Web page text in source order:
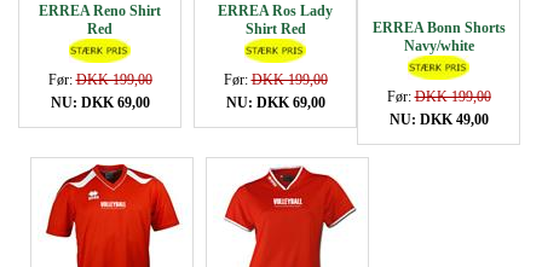
ERREA Reno Shirt
Red
Før:DKK 199,00
NU: DKK 69,00
ERREA Ros Lady
Shirt Red
Før:DKK 199,00
NU: DKK 69,00
ERREA Bonn Shorts
Navy/white
Før:DKK 199,00
NU: DKK 49,00